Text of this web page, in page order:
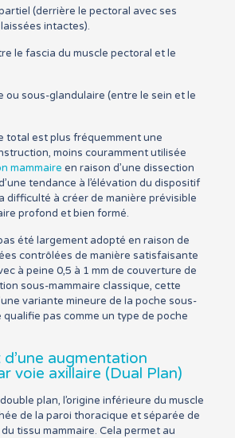
(derrière le pectoral avec ses
intactes).
le fascia du muscle pectoral et le
ou sous-glandulaire (entre le sein et le
total est plus fréquemment une
moins couramment utilisée
mammaire en raison d’une dissection
tendance à l’élévation du dispositif
difficulté à créer de manière prévisible
profond et bien formé.
été largement adopté en raison de
contrôlées de manière satisfaisante
à peine 0,5 à 1 mm de couverture de
sous-mammaire classique, cette
variante mineure de la poche sous-
qualifie pas comme un type de poche
augmentation
voie axillaire (Dual Plan)
plan, l’origine inférieure du muscle
de la paroi thoracique et séparée de
tissu mammaire. Cela permet au